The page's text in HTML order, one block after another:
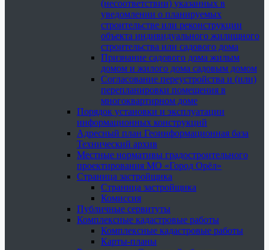
(несоответствии) указанных в
уведомлении о планируемых
строительстве или реконструкции
объекта индивидуального жилищного
строительства или садового дома
Признание садового дома жилым
домом и жилого дома садовым домом
Согласование переустройства и (или)
перепланировки помещения в
многоквартирном доме
Порядок установки и эксплуатации
информационных конструкций
Адресный план Геоинформационная база
Технический архив
Местные нормативы градостроительного
проектирования МО «Город Орёл»
Страница застройщика
Страница застройщика
Комиссия
Публичные сервитуты
Комплексные кадастровые работы
Комплексные кадастровые работы
Карты-планы